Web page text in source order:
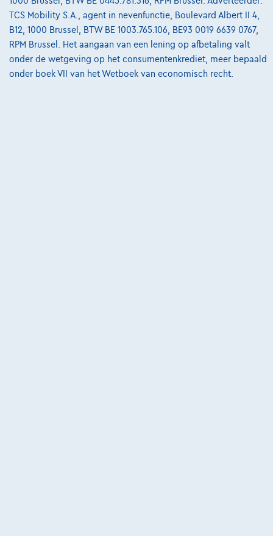
Break E de AMG Line Panoramisch dak| 360° Camera| Burmester|HUD +
01/2023
59.976 km Hybride Automaat 143 kW ( 194 PK )
€39.450 1 BTW aftrekbaar
Vanaf€757,00/maandmet een laatste
TCS Mobility S.A., agent in nevenfunctie, Boulevard Albert II 4,
B12, 1000 Brussel, BTW BE 1003.765.106, BE93 0019 6639 0767,
RPM Brussel. Het aangaan van een lening op afbetaling valt
onder de wetgeving op het consumentenkrediet, meer bepaald
onder boek VII van het Wetboek van economisch recht.